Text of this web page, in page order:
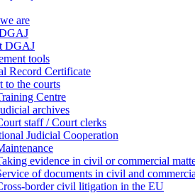
are
DGAJ
tools
Record Certificate
to the courts
Centre
archives
staff / Court clerks
Judicial Cooperation
evidence in civil or commercial
of documents in civil and
border civil litigation in the EU